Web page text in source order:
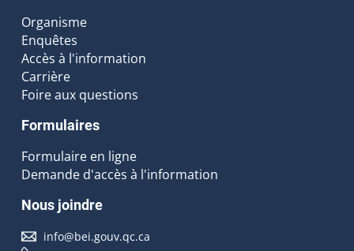
Organisme
Enquêtes
Accès à l'information
Carrière
Foire aux questions
Formulaires
Formulaire en ligne
Demande d'accès à l'information
Nous joindre
info@bei.gouv.qc.ca